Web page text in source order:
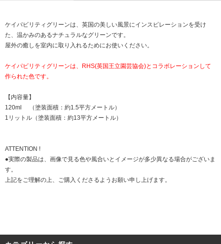
ケイパビリティグリーンは、英国の美しい風景にインスピレーションを受け
た、温かみのあるナチュラルなグリーンです。
屋外の癒しを室内に取り入れるためにお使いください。
ケイパビリティグリーンは、RHS(英国王立園芸協会)とコラボレーションして
作られた色です。
【内容量】
120ml （塗装面積：約1.5平方メートル）
1リットル（塗装面積：約13平方メートル）
ATTENTION !
●実際の製品は、画像で見る色や風合いとイメージが多少異なる場合がございま
す。
上記をご理解の上、ご購入くださるようお願い申し上げます。